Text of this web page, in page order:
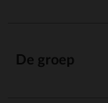
De groep